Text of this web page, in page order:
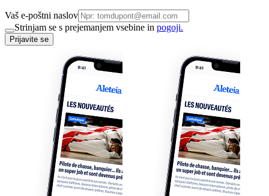
Vaš e-poštni naslov
Strinjam se s prejemanjem vsebine in pogoji.
Prijavite se